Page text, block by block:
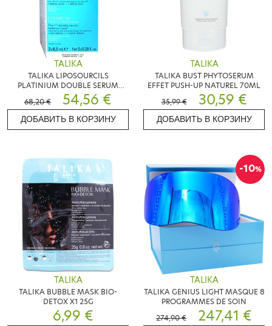
TALIKA
TALIKA LIPOSOURCILS
PLATINIUM DOUBLE SERUM
JOUR/NUIT 2X8.5ML
68,20 € 54,56 €
ДОБАВИТЬ В КОРЗИНУ
TALIKA
TALIKA BUST PHYTOSERUM
EFFET PUSH-UP NATUREL 70ML
35,99 €
30,59 €
ДОБАВИТЬ В КОРЗИНУ
TALIKA
TALIKA BUBBLE MASK BIO-
DETOX X1 25G
6,99 €
-10%
TALIKA
TALIKA GENIUS LIGHT MASQUE 8
PROGRAMMES DE SOIN
274,90 €
247,41 €